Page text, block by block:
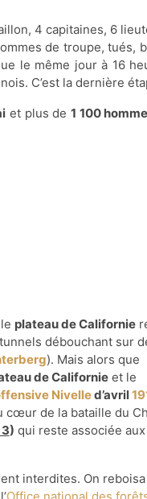
4 capitaines, 6
de troupe, tués,
le même jour à 16
C’est la dernière
et plus de 1 100
plateau de Californie
débouchant sur
). Mais alors que
de Californieet le
Nivelled’avril
cœur de la bataille du
) qui reste associée aux
interdites. On